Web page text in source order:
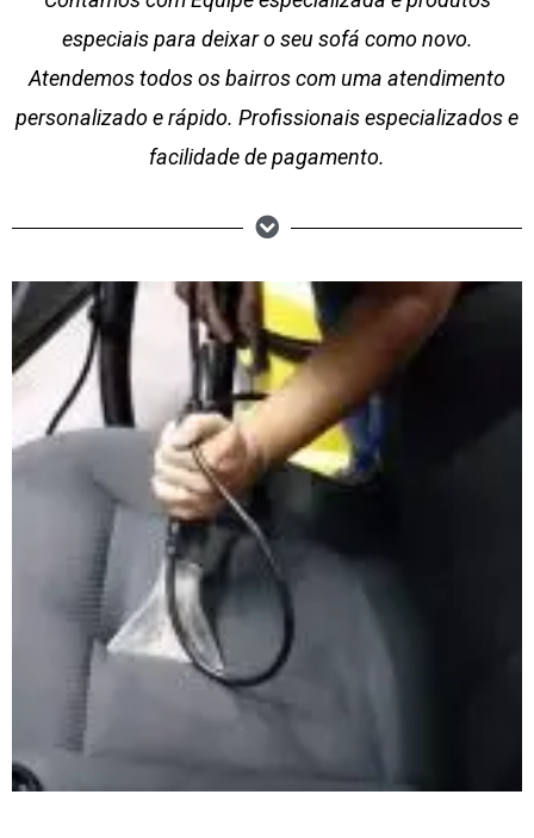
especiais para deixar o seu sofá como novo.
Atendemos todos os bairros com uma atendimento
personalizado e rápido. Profissionais especializados e
facilidade de pagamento.